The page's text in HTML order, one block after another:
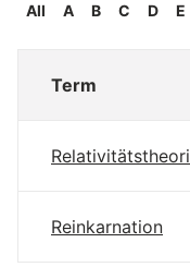
All A B C D E
Term
Reinkarnation